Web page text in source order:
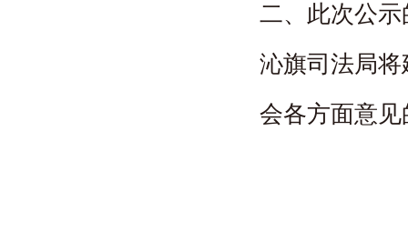
二、此次公
沁旗司法局
会各方面意